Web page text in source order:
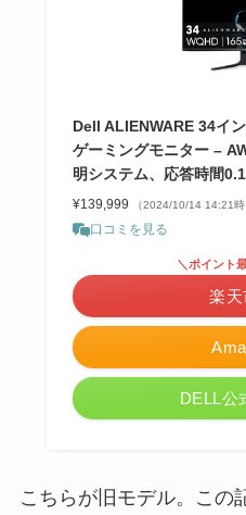
Dell ALIENWARE 34イ
ゲーミングモニター –
明システム、応答時間
¥139,999 （2024/10/14 14:21時
口コミを見る
＼ポイント
楽
DELL公
こちらが旧モデル。この